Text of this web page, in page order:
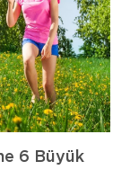
6 Büyük